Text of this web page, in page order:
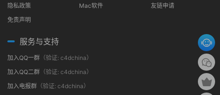
隐私政策
免责声明
Mac软件
友链申请
服务与支持
加入QQ一群 （验证: c4dchina）
加入QQ二群 （验证: c4dchina）
加入电报群 （验证: c4dchina）